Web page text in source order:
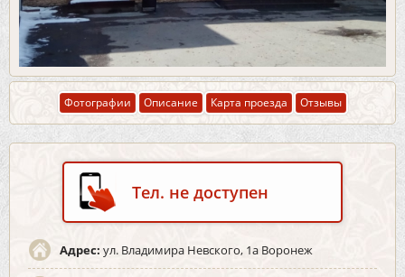
Фотографии Описание Карта проезда Отзывы
Тел. не доступен
Адрес: ул. Владимира Невского, 1а Воронеж